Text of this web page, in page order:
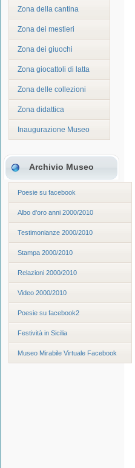
Zona della cantina
Zona dei mestieri
Zona dei giuochi
Zona giocattoli di latta
Zona delle collezioni
Zona didattica
Inaugurazione Museo
Archivio Museo
Poesie su facebook
Albo d'oro anni 2000/2010
Testimonianze 2000/2010
Stampa 2000/2010
Relazioni 2000/2010
Video 2000/2010
Poesie su facebook2
Festività in Sicilia
Museo Mirabile Virtuale Facebook